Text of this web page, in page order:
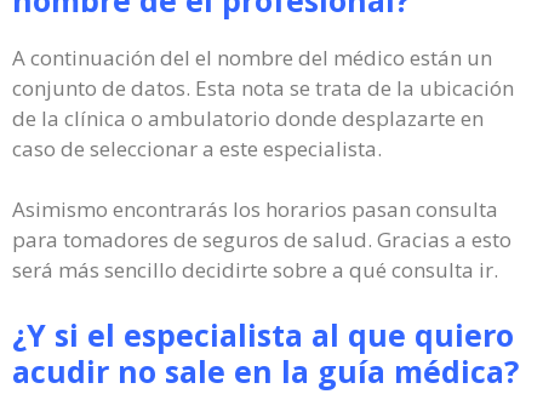
A continuación del el nombre del médico están un
conjunto de datos. Esta nota se trata de la ubicación
de la clínica o ambulatorio donde desplazarte en
caso de seleccionar a este especialista.
Asimismo encontrarás los horarios pasan consulta
para tomadores de seguros de salud. Gracias a esto
será más sencillo decidirte sobre a qué consulta ir.
¿Y si el especialista al que quiero
acudir no sale en la guía médica?